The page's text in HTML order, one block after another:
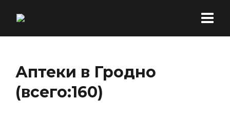
Аптеки в Гродно
(всего:160)